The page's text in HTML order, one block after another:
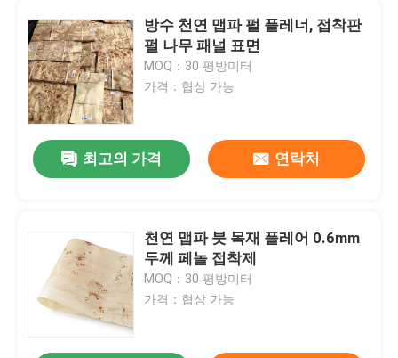
방수 천연 맵파 펄 플레너, 접착판
펄 나무 패널 표면
MOQ：30 평방미터
가격：협상 가능
최고의 가격 연락처
천연 맵파 붓 목재 플레어 0.6mm
두께 페놀 접착제
MOQ：30 평방미터
가격：협상 가능